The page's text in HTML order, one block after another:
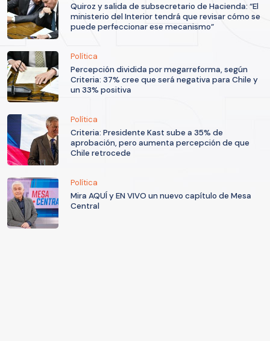
Quiroz y salida de subsecretario de Hacienda: “El
ministerio del Interior tendrá que revisar cómo se
puede perfeccionar ese mecanismo”
Política
Percepción dividida por megarreforma, según
Criteria: 37% cree que será negativa para Chile y
un 33% positiva
Política
Criteria: Presidente Kast sube a 35% de
aprobación, pero aumenta percepción de que
Chile retrocede
Política
Mira AQUÍ y EN VIVO un nuevo capítulo de Mesa
Central